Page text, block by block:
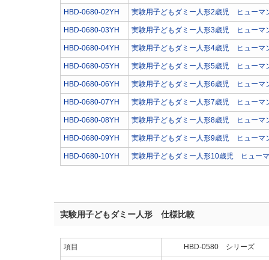
HBD-0680-02YH 実験用子どもダミー人形2歳児 ヒューマ
HBD-0680-03YH 実験用子どもダミー人形3歳児 ヒューマ
HBD-0680-04YH 実験用子どもダミー人形4歳児 ヒューマ
HBD-0680-05YH 実験用子どもダミー人形5歳児 ヒューマ
HBD-0680-06YH 実験用子どもダミー人形6歳児 ヒューマ
HBD-0680-07YH 実験用子どもダミー人形7歳児 ヒューマ
HBD-0680-08YH 実験用子どもダミー人形8歳児 ヒューマ
HBD-0680-09YH 実験用子どもダミー人形9歳児 ヒューマ
HBD-0680-10YH 実験用子どもダミー人形10歳児 ヒュー
実験用子どもダミー人形 仕様比較
項目 HBD-0580 シリーズ